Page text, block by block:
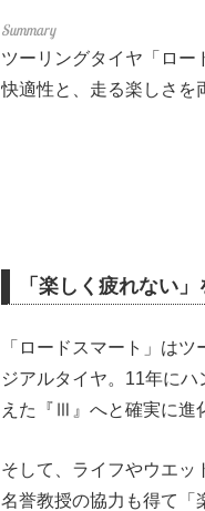
ツーリングタイヤ「ロー
快適性と、走る楽しさを
「楽しく疲れない
「ロードスマート」は
ジアルタイヤ。11年に
えた『Ⅲ』へと確実に進
そして、ライフやウエッ
名誉教授の協力も得て「